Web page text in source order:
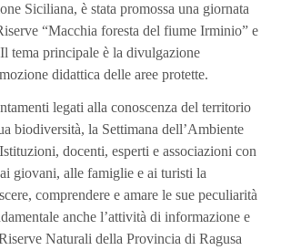
Siciliana, è stata promossa una giornata
“Macchia foresta del fiume Irminio” e
tema principale è la divulgazione
didattica delle aree protette.
legati alla conoscenza del territorio
biodiversità, la Settimana dell’Ambiente
docenti, esperti e associazioni con
giovani, alle famiglie e ai turisti la
comprendere e amare le sue peculiarità
anche l’attività di informazione e
Naturali della Provincia di Ragusa